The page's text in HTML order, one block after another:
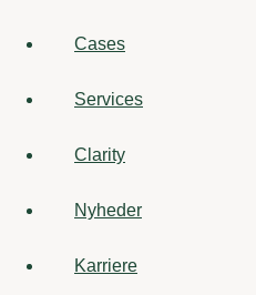
Cases
Services
Clarity
Nyheder
Karriere